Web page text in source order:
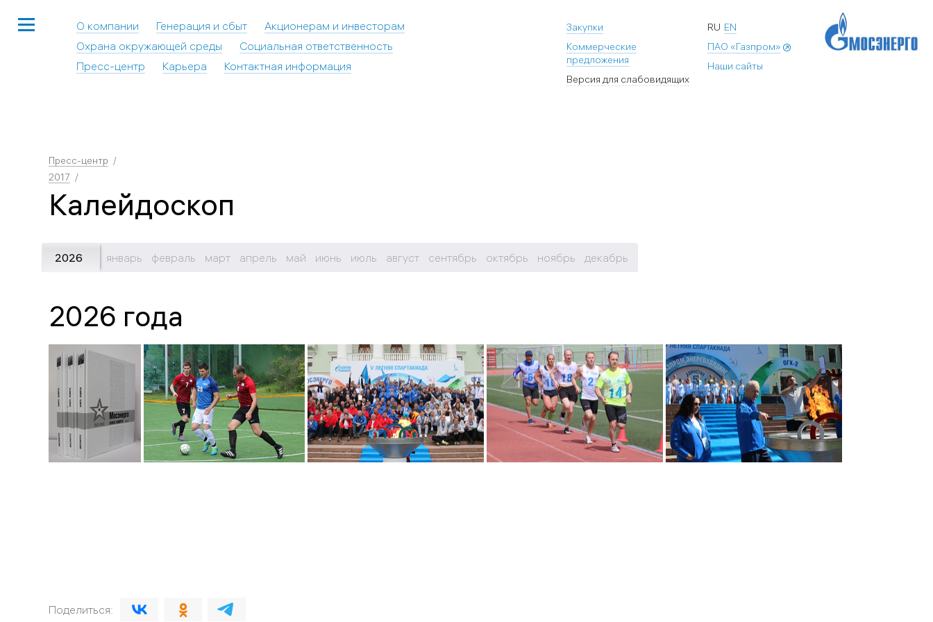
О компании Генерация и сбыт
Акционерам и инвесторам
Охрана окружающей среды
Социальная ответственность
Пресс-центр
Карьера Контактная информация
RU EN
ПАО «Газпром»
Наши сайты
Закупки
Коммерческие
предложения
Версия для слабовидящих
Пресс-центр
2017
Калейдоскоп
2026 январь февраль март апрель май июнь июль август сентябрь октябрь ноябрь декабрь
2026 года
Поделиться: